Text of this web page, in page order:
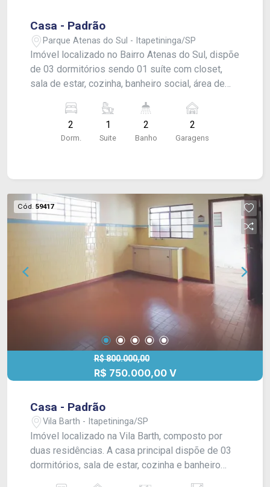
Casa - Padrão
Parque Atenas do Sul - Itapetininga/SP
Imóvel localizado no Bairro Atenas do Sul, dispõe
de 03 dormitórios sendo 01 suíte com closet,
sala de estar, cozinha, banheiro social, área de
2
Dorm.
1
Suite
2
Banho
2
Garagens
Cód. 59417
R$ 800.000,00
R$ 750.000,00 V
Casa - Padrão
Vila Barth - Itapetininga/SP
Imóvel localizado na Vila Barth, composto por
duas residências. A casa principal dispõe de 03
dormitórios, sala de estar, cozinha e banheiro